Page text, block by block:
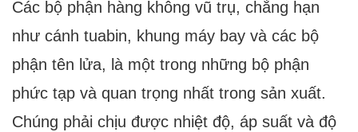
Các bộ phận hàng không vũ trụ, chẳng hạn
như cánh tuabin, khung máy bay và các bộ
phận tên lửa, là một trong những bộ phận
phức tạp và quan trọng nhất trong sản xuất.
Chúng phải chịu được nhiệt độ, áp suất và độ